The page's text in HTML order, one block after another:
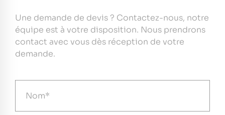
Une demande de devis ? Contactez-nous, notre
équipe est à votre disposition. Nous prendrons
contact avec vous dès réception de votre
demande.